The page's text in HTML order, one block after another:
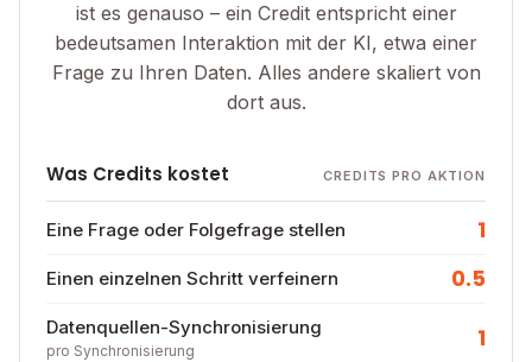
ist es genauso – ein Credit entspricht einer
bedeutsamen Interaktion mit der KI, etwa einer
Frage zu Ihren Daten. Alles andere skaliert von
dort aus.
Was Credits kostet CREDITS PRO AKTION
Eine Frage oder Folgefrage stellen 1
Einen einzelnen Schritt verfeinern 0.5
Datenquellen-Synchronisierung
pro Synchronisierung 1